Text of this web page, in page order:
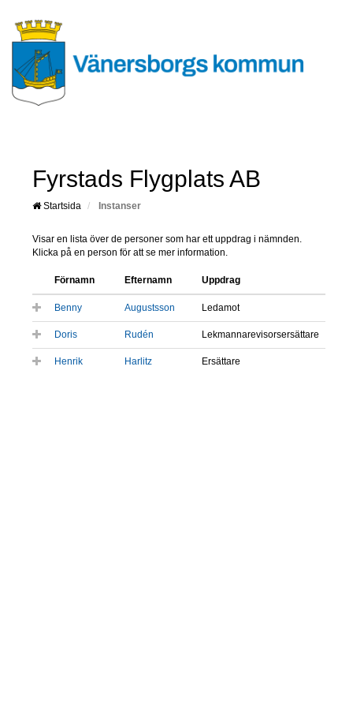
Fyrstads Flygplats AB
Startsida Instanser
Visar en lista över de personer som har ett uppdrag i nämnden.
Klicka på en person för att se mer information.
Förnamn Efternamn Uppdrag
Benny Augustsson Ledamot
Doris Rudén Lekmannarevisorsersättare
Henrik Harlitz Ersättare